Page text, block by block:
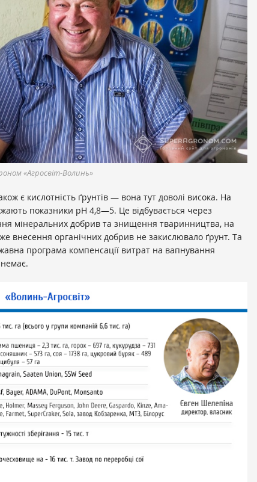
«Агросвіт-Волинь»
є кислотність ґрунтів — вона тут доволі висока. На
показники рН 4,8—5. Це відбувається через
мінеральних добрив та знищення тваринництва, на
внесення органічних добрив не закислювало ґрунт. Та
програма компенсації витрат на вапнування